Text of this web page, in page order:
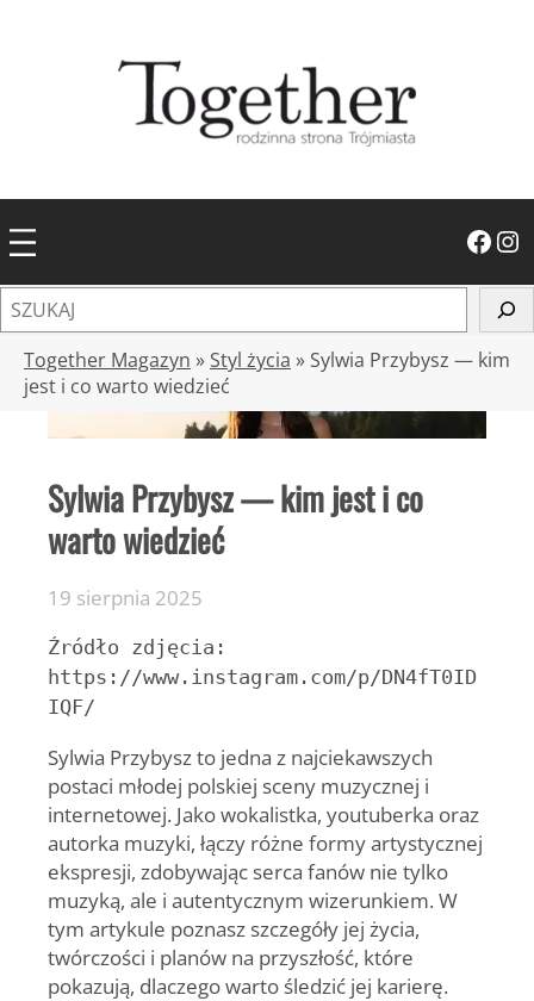
Facebook Instagram
z
Together Magazyn » Styl życia » Sylwia Przybysz — kim
jest i co warto wiedzieć
Sylwia Przybysz — kim jest i co
warto wiedzieć
19 sierpnia 2025
Źródło zdjęcia:
https://www.instagram.com/p/DN4fT0ID
IQF/
Sylwia Przybyszto jedna z najciekawszych
postaci młodej polskiej sceny muzycznej i
internetowej. Jako wokalistka, youtuberka oraz
autorka muzyki, łączy różne formy artystycznej
ekspresji, zdobywając serca fanów nie tylko
muzyką, ale i autentycznym wizerunkiem. W
tym artykule poznasz szczegóły jej życia,
twórczości i planów na przyszłość, które
pokazują, dlaczego warto śledzić jej karierę.